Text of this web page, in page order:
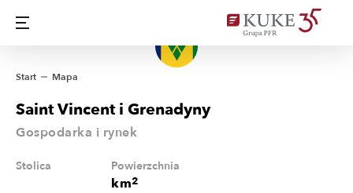
Start Mapa
Saint Vincent i Grenadyny
Gospodarka i rynek
Stolica
km2
Powierzchnia